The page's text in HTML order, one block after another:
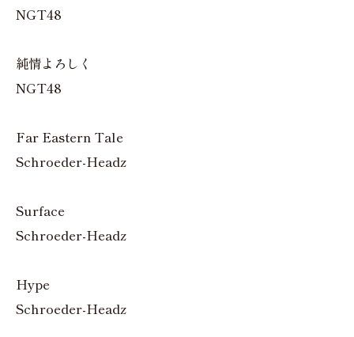
NGT48
純情よろしく
NGT48
Far Eastern Tale
Schroeder-Headz
Surface
Schroeder-Headz
Hype
Schroeder-Headz